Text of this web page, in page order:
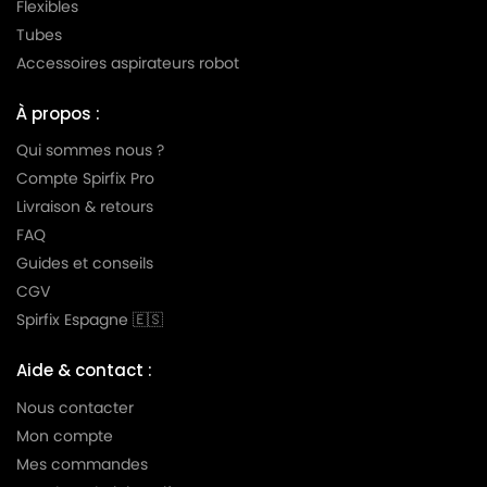
LG-
GOLDSTAR
LG-
GOLDSTAR
LG-GOLDSTAR TURBO V 3300 TD
LG-
GOLDSTAR
LG-
GOLDSTAR
GOLDSTAR
LG-
LG-
Flexibles
Tubes
Accessoires aspirateurs robot
À propos :
Qui sommes nous ?
Compte Spirfix Pro
Livraison & retours
FAQ
Guides et conseils
CGV
Spirfix Espagne 🇪🇸
Aide & contact :
Nous contacter
Mon compte
Mes commandes